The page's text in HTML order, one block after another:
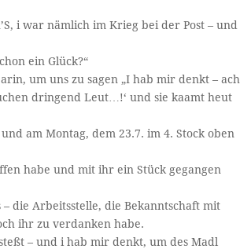
i war nämlich im Krieg bei der Post – und
ein Glück?“
um uns zu sagen „I hab mir denkt – ach
dringend Leut…!‘ und sie kaamt heut
am Montag, dem 23.7. im 4. Stock oben
habe und mit ihr ein Stück gegangen
die Arbeitsstelle, die Bekanntschaft mit
ihr zu verdanken habe.
– und i hab mir denkt, um des Madl